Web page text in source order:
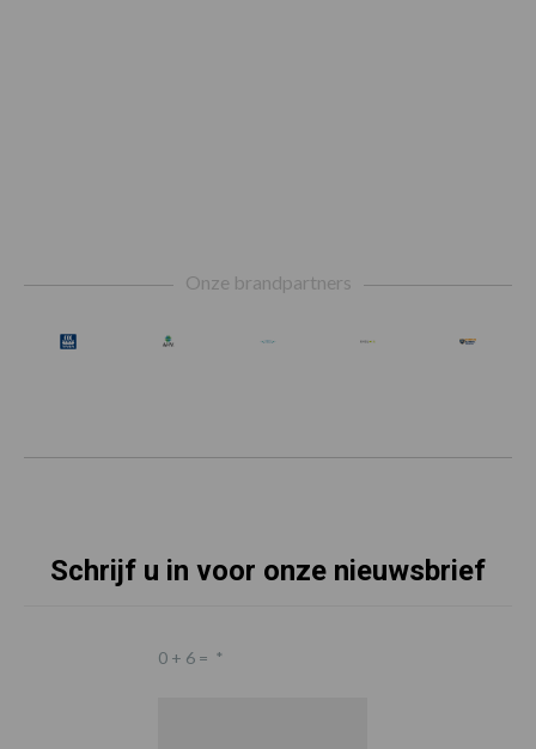
Onze brandpartners
Schrijf u in voor onze nieuwsbrief
0 + 6 = *